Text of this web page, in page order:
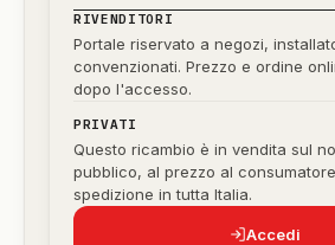
RIVENDITORI
Portale riservato a negozi,
convenzionati. Prezzo e ordine
dopo l'accesso.
PRIVATI
Questo ricambio è in vendita sul
pubblico, al prezzo al
spedizione in tutta Italia.
Accedi